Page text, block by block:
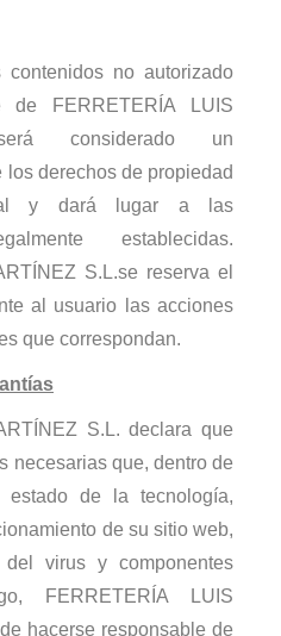
no autorizado
de FERRETERÍA LUIS
considerado un
derechos de propiedad
y dará lugar a las
establecidas.
S.L.se reserva el
al usuario las acciones
que correspondan.
S.L. declara que
necesarias que, dentro de
de la tecnología,
de su sitio web,
virus y componentes
FERRETERÍA LUIS
hacerse responsable de